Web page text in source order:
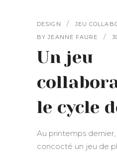
DESIGN
JEU
BYJEANNE FAURE
Un jeu
le cycle
Au printemps dernier,
concocté un jeu de